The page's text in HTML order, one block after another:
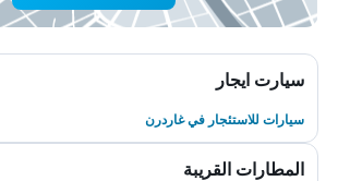
سيارت ايجار
سيارات للاستئجار في غاردرن
المطارات القريبة